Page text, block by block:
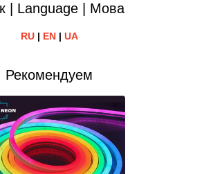
| Language | Мова
RU| EN| UA
Рекомендуем